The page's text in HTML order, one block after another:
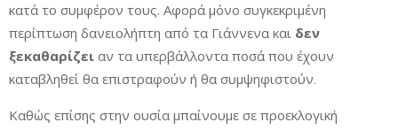
κατά το συμφέρον τους. Αφορά μόνο συγκεκριμένη
περίπτωση δανειολήπτη από τα Γιάννενα και δεν
ξεκαθαρίζει αν τα υπερβάλλοντα ποσά που έχουν
καταβληθεί θα επιστραφούν ή θα συμψηφιστούν.
Καθώς επίσης στην ουσία μπαίνουμε σε προεκλογική